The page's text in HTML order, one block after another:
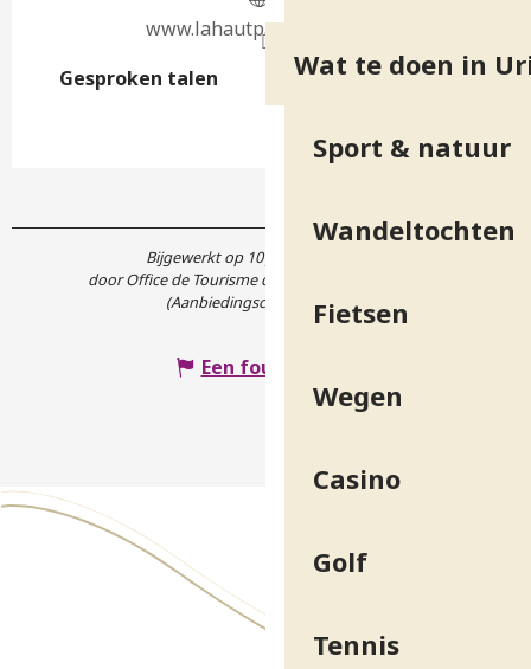
Wat te doen in
Sport & natuur
Wandeltochten
Fietsen
Wegen
Casino
Golf
Tennis
www.lahautparapente.com
Gesproken talen
Gesproken talen
Bijgewerkt op 10 juni 2026 in 15:16
door Office de Tourisme de Belledonne Chartreuse
(Aanbiedingscode :
7612827
Een fout melden